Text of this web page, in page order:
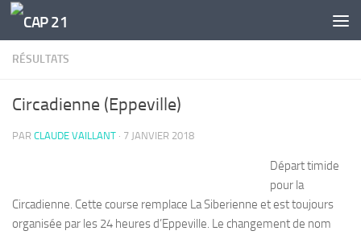
Skip to content
RÉSULTATS
Circadienne (Eppeville)
PAR CLAUDE VAILLANT · 7 JANVIER 2018
Départ timide
pour la
Circadienne. Cette course remplace La Siberienne et est toujours
organisée par les 24 heures d’Eppeville. Le changement de nom